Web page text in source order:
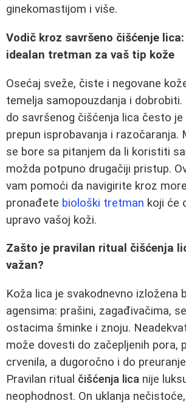
ginekomastijom i više.
Vodič kroz savršeno čišćenje
idealan tretman za vaš tip kože
Osećaj sveže, čiste i negovane
temelja samopouzdanja i
do savršenog čišćenja lica često
prepun isprobavanja i razočaranja.
se bore sa pitanjem da li koristiti
možda potpuno drugačiji pristup.
vam pomoći da navigirite kroz
pronađete biološki tretman koji će
upravo vašoj koži.
Zašto je pravilan ritual čišćenja
važan?
Koža lica je svakodnevno izložena
agensima: prašini, zagađivačima,
ostacima šminke i znoju.
može dovesti do začepljenih pora,
crvenila, a dugoročno i do
Pravilan ritual čišćenja lica nije
neophodnost. On uklanja